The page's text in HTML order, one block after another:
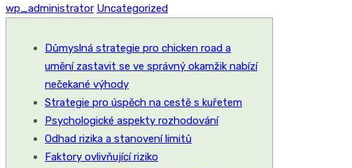
wp_administrator Uncategorized
Důmyslná strategie pro chicken road a
umění zastavit se ve správný okamžik nabízí
nečekané výhody
Strategie pro úspěch na cestě s kuřetem
Psychologické aspekty rozhodování
Odhad rizika a stanovení limitů
Faktory ovlivňující riziko